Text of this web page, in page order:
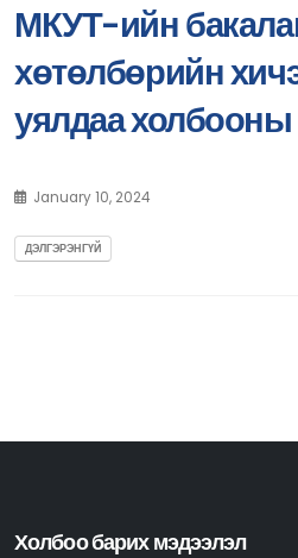
МКУТ-ийн
хөтөлбөрийн
уялдаа
January 10, 2024
ДЭЛГЭРЭНГҮЙ
Холбоо барих мэдээлэл